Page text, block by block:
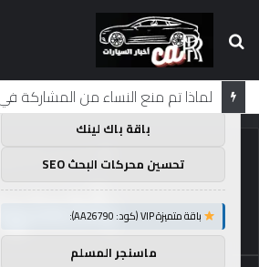
بحث
عن
الرئيسية/ بأكملها
بأكملها
توصيات :
باقة متميزة VIP (كود: AA11138):
باقة باك لينك
تحسين محركات البحث SEO
باقة متميزة VIP (كود: AA26790):
ماسنجر المسلم